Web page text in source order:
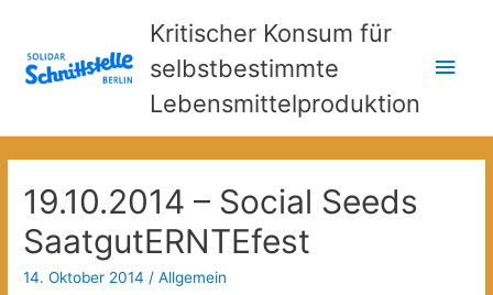
Kritischer Konsum für
selbstbestimmte
Lebensmittelproduktion
19.10.2014 – Social Seeds
SaatgutERNTEfest
14. Oktober 2014 /Allgemein